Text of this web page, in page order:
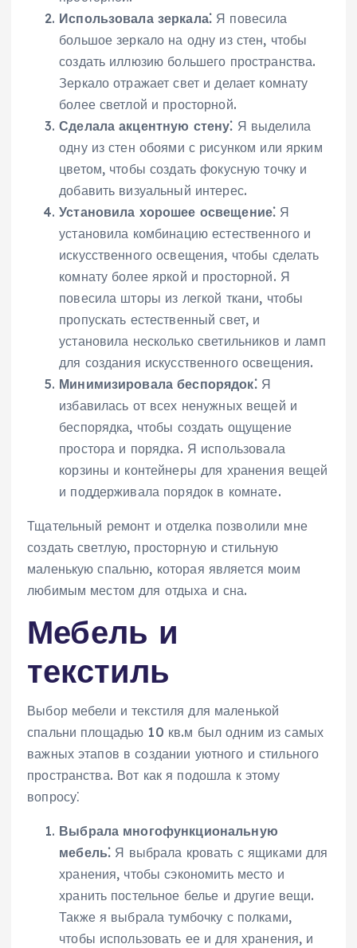
Использовала зеркала⁚ Я повесила
большое зеркало на одну из стен, чтобы
создать иллюзию большего пространства.
Зеркало отражает свет и делает комнату
более светлой и просторной.
Сделала акцентную стену⁚ Я выделила
одну из стен обоями с рисунком или ярким
цветом, чтобы создать фокусную точку и
добавить визуальный интерес.
Установила хорошее освещение⁚ Я
установила комбинацию естественного и
искусственного освещения, чтобы сделать
комнату более яркой и просторной. Я
повесила шторы из легкой ткани, чтобы
пропускать естественный свет, и
установила несколько светильников и ламп
для создания искусственного освещения.
Минимизировала беспорядок⁚Я
избавилась от всех ненужных вещей и
беспорядка, чтобы создать ощущение
простора и порядка. Я использовала
корзины и контейнеры для хранения вещей
и поддерживала порядок в комнате.
Тщательный ремонт и отделка позволили мне
создать светлую, просторную и стильную
маленькую спальню, которая является моим
любимым местом для отдыха и сна.
Мебель и
текстиль
Выбор мебели и текстиля для маленькой
спальни площадью 10 кв.м был одним из самых
важных этапов в создании уютного и стильного
пространства. Вот как я подошла к этому
вопросу⁚
Выбрала многофункциональную
мебель⁚ Я выбрала кровать с ящиками для
хранения, чтобы сэкономить место и
хранить постельное белье и другие вещи.
Также я выбрала тумбочку с полками,
чтобы использовать ее и для хранения, и